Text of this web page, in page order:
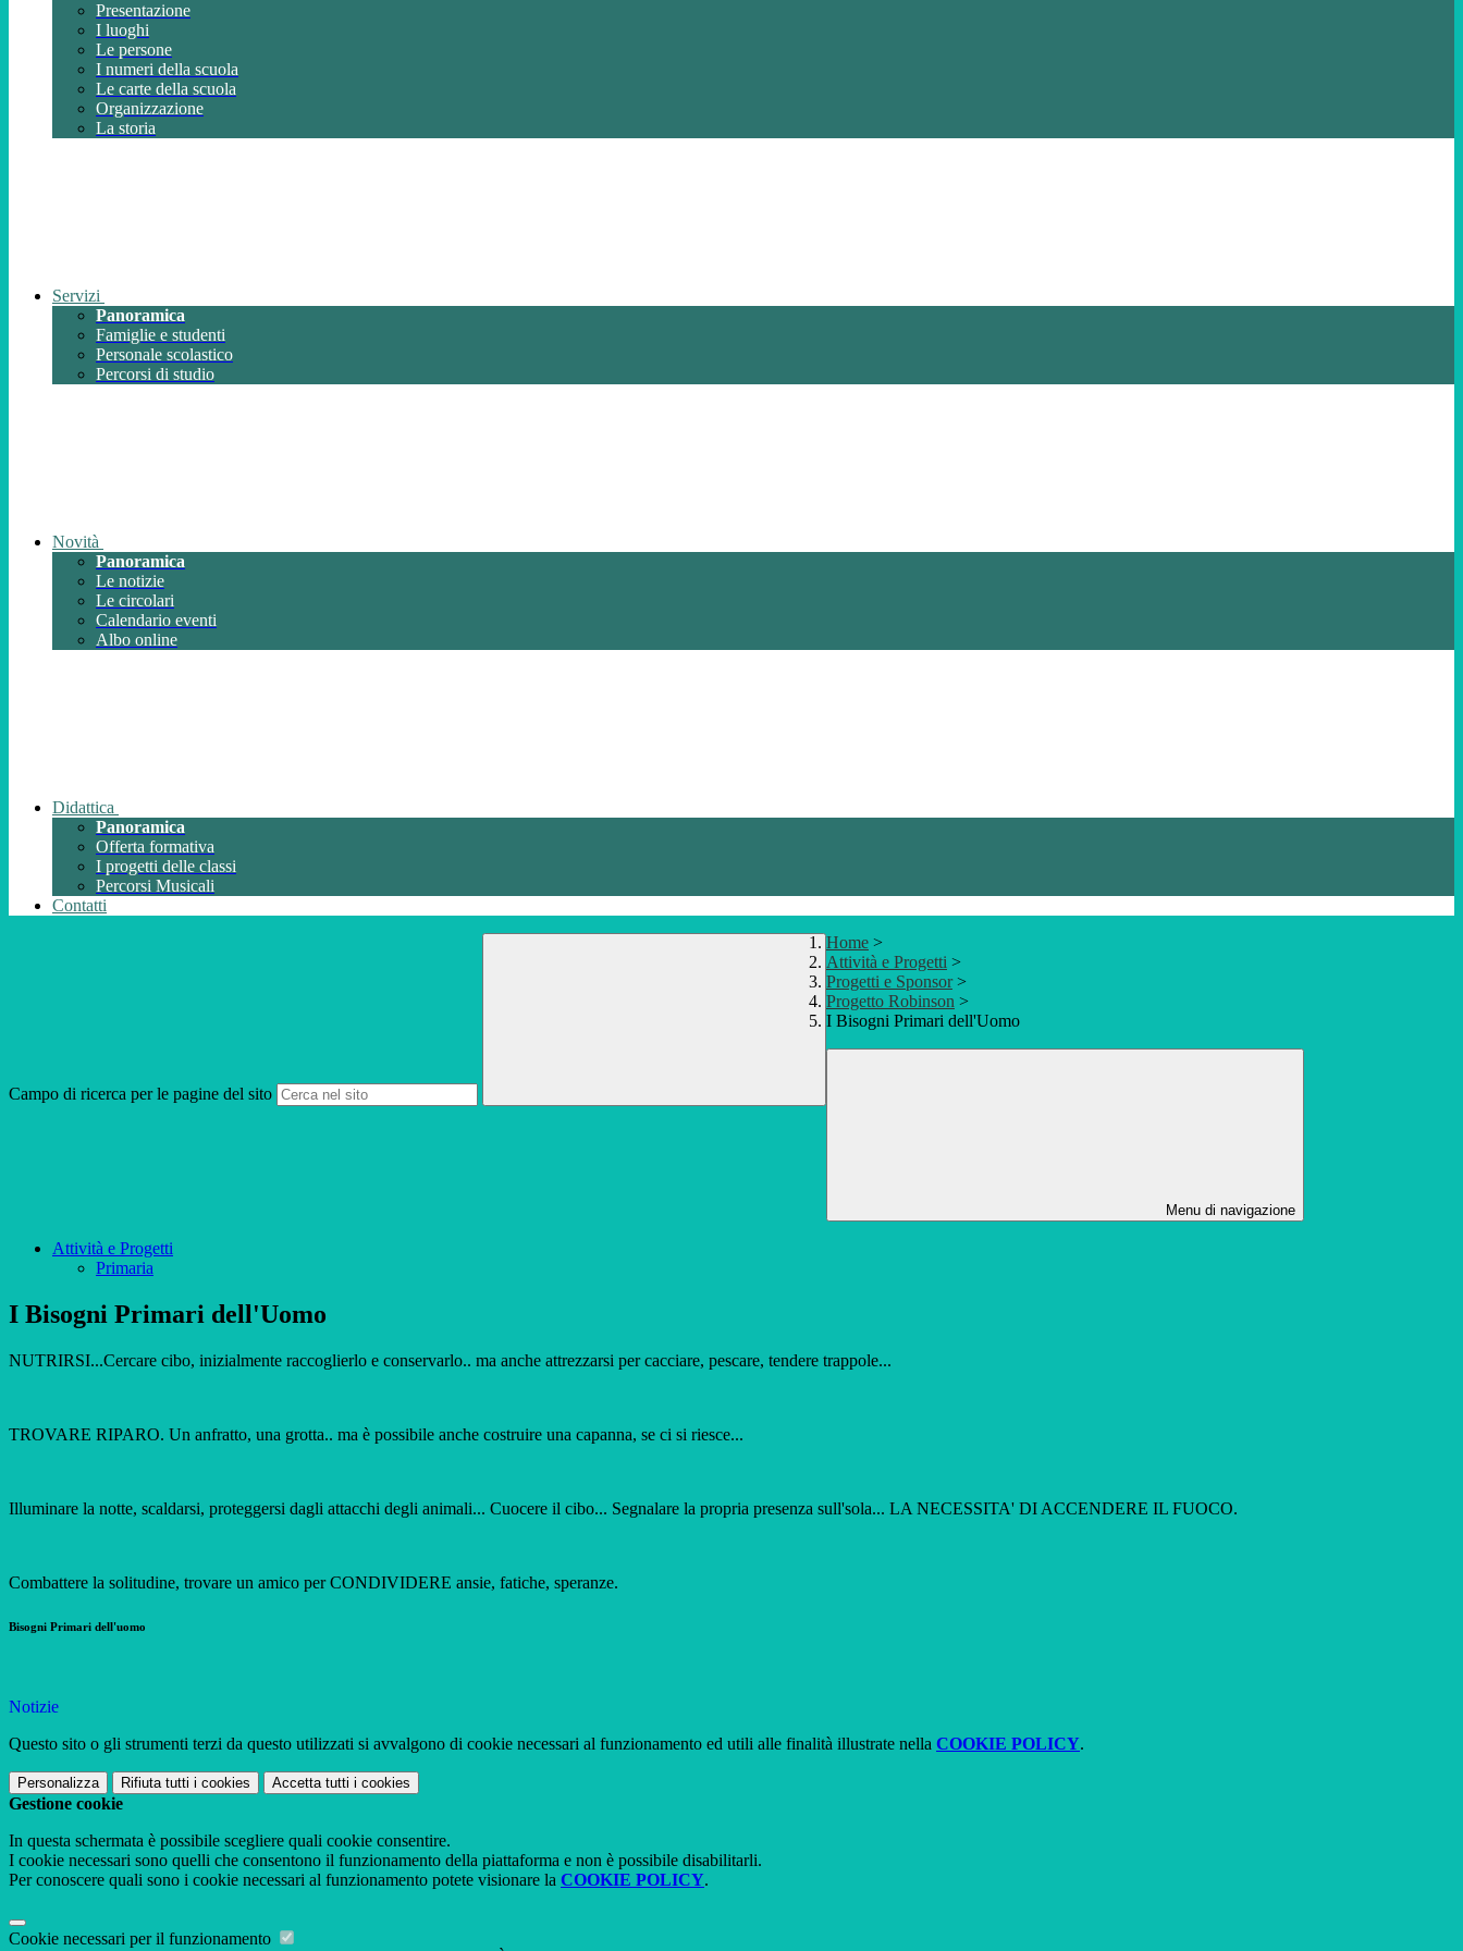
Presentazione
I luoghi
Le persone
I numeri della scuola
Le carte della scuola
Organizzazione
La storia
Servizi
Panoramica
Famiglie e studenti
Personale scolastico
Percorsi di studio
Novità
Panoramica
Le notizie
Le circolari
Calendario eventi
Albo online
Didattica
Panoramica
Offerta formativa
I progetti delle classi
Percorsi Musicali
Contatti
Campo di ricerca per le pagine del sito
Home >
Attività e Progetti >
Progetti e Sponsor >
Progetto Robinson >
I Bisogni Primari dell'Uomo
Menu di navigazione
Attività e Progetti
Primaria
I Bisogni Primari dell'Uomo
NUTRIRSI...Cercare cibo, inizialmente raccoglierlo e conservarlo.. ma anche attrezzarsi per cacciare, pescare, tendere trappole...
TROVARE RIPARO. Un anfratto, una grotta.. ma è possibile anche costruire una capanna, se ci si riesce...
Illuminare la notte, scaldarsi, proteggersi dagli attacchi degli animali... Cuocere il cibo... Segnalare la propria presenza sull'sola... LA NECESSITA' DI ACCENDERE IL FUOCO.
Combattere la solitudine, trovare un amico per CONDIVIDERE ansie, fatiche, speranze.
Bisogni Primari dell'uomo
Notizie
Questo sito o gli strumenti terzi da questo utilizzati si avvalgono di cookie necessari al funzionamento ed utili alle finalità illustrate nella COOKIE POLICY.
Personalizza Rifiuta tutti i cookies Accetta tutti i cookies
Gestione cookie
In questa schermata è possibile scegliere quali cookie consentire.
I cookie necessari sono quelli che consentono il funzionamento della piattaforma e non è possibile disabilitarli.
Per conoscere quali sono i cookie necessari al funzionamento potete visionare la COOKIE POLICY.
Cookie necessari per il funzionamento